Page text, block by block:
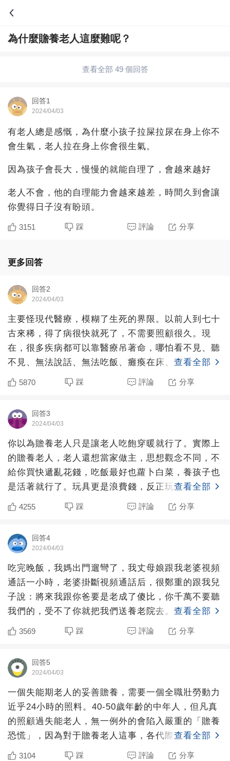
為什麼贍養老人這麼難呢？
查看全部 49 個回答
回答1
2024/04/03
有老人總是感慨，為什麼小孩子拉屎拉尿在身上你不
會生氣，老人拉在身上你會很生氣。
因為孩子會長大，慢慢的就能自理了，會越來越好
老人不會，他的自理能力會越來越差，時間久到會讓
你覺得日子沒有盼頭。
3151 踩 評論 分享
更多回答
回答2
2024/04/03
主要怪現代醫療，模糊了生死的界限。以前人到七十
古來稀，得了病很快就死了，不需要照顧很久。現
在，很多疾病都可以靠醫療吊著命，哪怕看不見、聽
不見、無法說話、無法吃飯、癱瘓在床、意識喪失，
都可以如同活死人一
查看全部
5870 踩 評論 分享
回答3
2024/04/03
你以為贍養老人只是讓老人吃飽穿暖就行了。實際上
的贍養老人，老人還想當家做主，思想觀念不同，不
給你買快遞亂花錢，吃飯最好也蘿卜白菜，養孩子也
是活著就行了。玩具更是浪費錢，反正玩一玩就壞
了，或者玩一會就膩
查看全部
4255 踩 評論 分享
回答4
2024/04/03
吃完晚飯，我媽出門遛彎了，我丈母娘跟我老婆視頻
通話一小時，老婆掛斷視頻通話后，很鄭重的跟我兒
子說：將來我跟你爸要是老成了傻比，你千萬不要聽
我們的，受不了你就把我們送養老院去。轉頭跟我
說：你不要笑，天天
查看全部
3569 踩 評論 分享
回答5
2024/04/03
一個失能期老人的妥善贍養，需要一個全職壯勞動力
近乎24小時的照料。40-50歲年齡的中年人，但凡真
的照顧過失能老人，無一例外的會陷入嚴重的「贍養
恐慌」，因為對于贍養老人這事，各代際之間是存在
結構性矛盾
查看全部
3104 踩 評論 分享
問答
婚姻情感
影視劇